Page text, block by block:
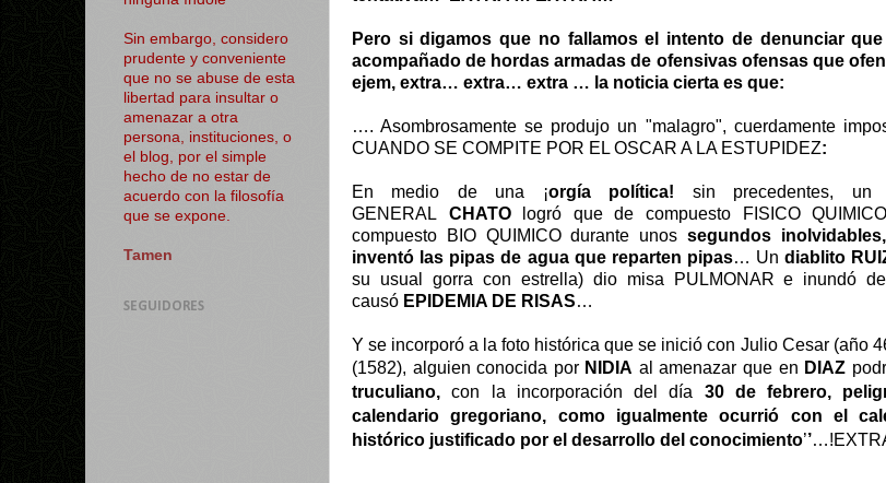
Pero si digamos que no fallamos el intento de denunciar
acompañado de hordas armadas de ofensivas ofensas que
ejem, extra… extra… extra … la noticia cierta es que:
…. Asombrosamente se produjo un "malagro", cuerdamente
CUANDO SE COMPITE POR EL OSCAR A LA ESTUPIDEZ:
En medio de una ¡orgía política! sin precedentes, un
GENERAL CHATOlogró que de compuesto FISICO
compuesto BIO QUIMICO durante unossegundos
inventó las pipas de agua que reparten pipas… Undiablito
su usual gorra con estrella) dio misa PULMONAR e inundó
causó EPIDEMIA DE RISAS…
Y se incorporó a la foto histórica que se inició con Julio Cesar (año
(1582), alguien conocida por NIDIA al amenazar que en DIAZ
truculiano, con la incorporación del día 30 de febrero,
calendario gregoriano, como igualmente ocurrió con el
histórico justificado por el desarrollo del conocimiento’’
Sin embargo, considero
prudente y conveniente
que no se abuse de esta
libertad para insultar o
amenazar a otra
persona, instituciones, o
el blog, por el simple
hecho de no estar de
acuerdo con la filosofía
que se expone.
Tamen
SEGUIDORES